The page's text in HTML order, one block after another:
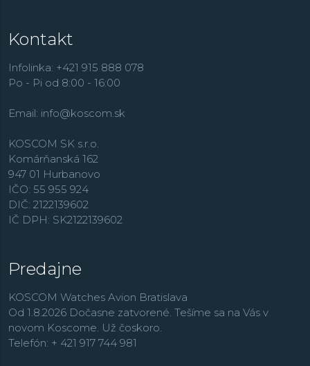
Kontakt
Infolinka: +421 915 888 078
Po - Pi od 8:00 - 16:00
Email: info@koscom.sk
KOSCOM SK s.r.o.
Komárňanská 162
947 01 Hurbanovo
IČO: 55 955 924
DIČ: 2122139602
IČ DPH: SK2122139602
Predajne
KOSCOM Watches Avion Bratislava
Od 1.8.2026 Dočasne zatvorené. Tešíme sa na Vás v
novom Koscome. Už čoskoro.
Telefón: + 421 917 744 981